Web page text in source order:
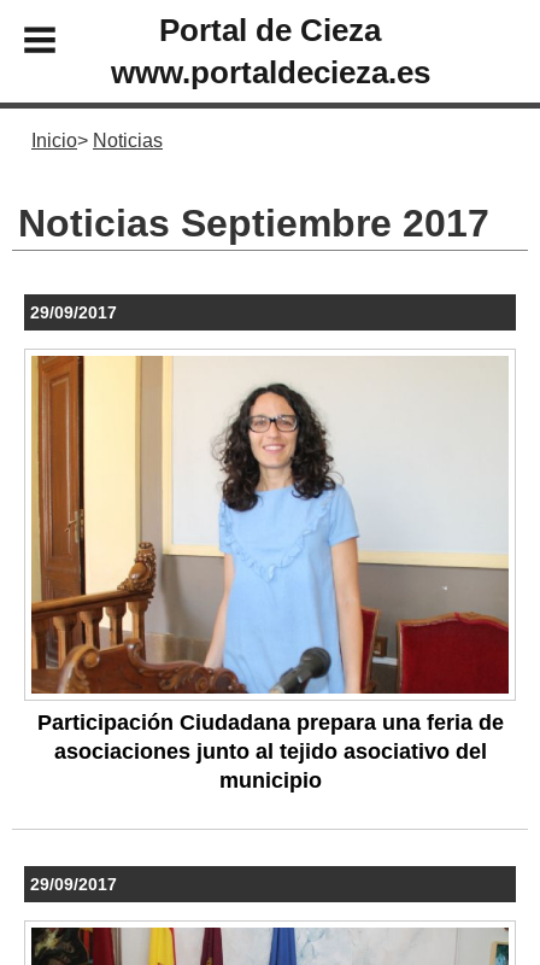
Portal de Cieza
www.portaldecieza.es
Inicio Noticias
Noticias Septiembre 2017
29/09/2017
Participación Ciudadana prepara una feria de
asociaciones junto al tejido asociativo del
municipio
29/09/2017